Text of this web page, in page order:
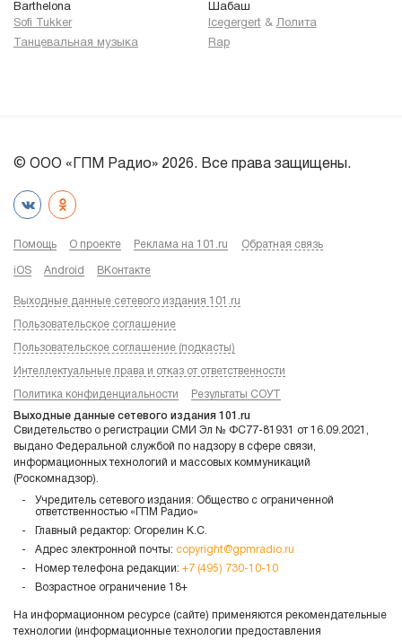
Barthelona
Sofi Tukker
Танцевальная музыка
Шабаш
Icegergert & Лолита
Rap
© ООО «ГПМ Радио» 2026. Все права защищены.
Помощь О проекте Реклама на 101.ru Обратная связь
iOS Android ВКонтакте
Выходные данные сетевого издания 101.ru
Пользовательское соглашение
Пользовательское соглашение (подкасты)
Интеллектуальные права и отказ от ответственности
Политика конфиденциальности Результаты СОУТ
Выходные данные сетевого издания 101.ru
Свидетельство о регистрации СМИ Эл № ФС77-81931 от 16.09.2021,
выдано Федеральной службой по надзору в сфере связи,
информационных технологий и массовых коммуникаций
(Роскомнадзор).
Учредитель сетевого издания: Общество с ограниченной
ответственностью «ГПМ Радио»
Главный редактор: Огорелин К.С.
Адрес электронной почты: copyright@gpmradio.ru
Номер телефона редакции: +7 (495) 730-10-10
Возрастное ограничение 18+
На информационном ресурсе (сайте) применяются рекомендательные
технологии (информационные технологии предоставления